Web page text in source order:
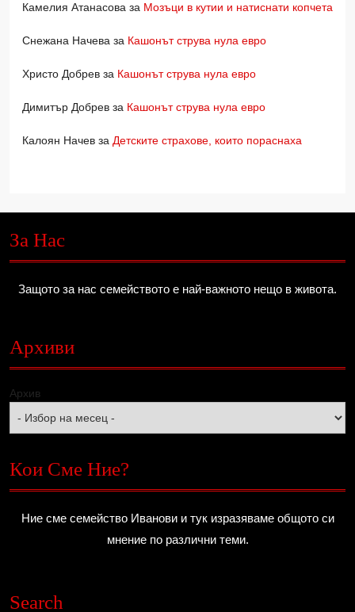
Камелия Атанасова за Мозъци в кутии и натиснати копчета
Снежана Начева за Кашонът струва нула евро
Христо Добрев за Кашонът струва нула евро
Димитър Добрев за Кашонът струва нула евро
Калоян Начев за Детските страхове, които пораснаха
За Нас
Защото за нас семейството е най-важното нещо в живота.
Архиви
Архив
Кои Сме Ние?
Ние сме семейство Иванови и тук изразяваме общото си
мнение по различни теми.
Search